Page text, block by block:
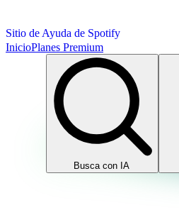
Sitio de Ayuda de Spotify
InicioPlanes Premium
Busca con IA